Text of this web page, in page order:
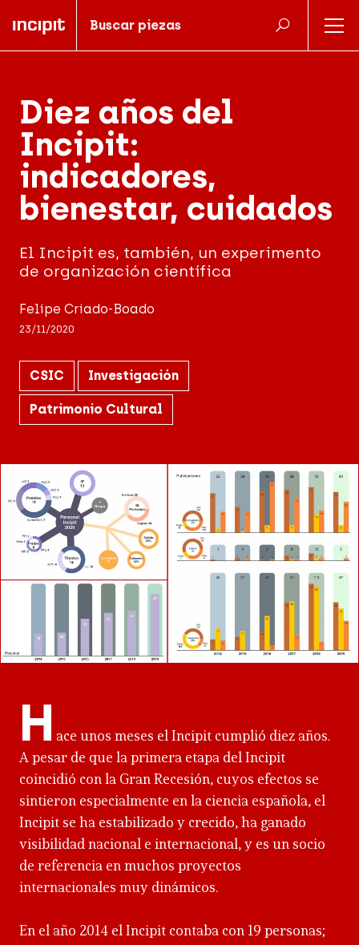
Diez años del
Incipit:
indicadores,
bienestar, cuidados
El Incipit es, también, un experimento
de organización científica
Felipe Criado-Boado
23/11/2020
CSIC Investigación
Patrimonio Cultural
H ace unos meses el Incipit cumplió diez años.
A pesar de que la primera etapa del Incipit
coincidió con la Gran Recesión, cuyos efectos se
sintieron especialmente en la ciencia española, el
Incipit se ha estabilizado y crecido, ha ganado
visibilidad nacional e internacional, y es un socio
de referencia en muchos proyectos
internacionales muy dinámicos.
En el año 2014 el Incipit contaba con 19 personas;